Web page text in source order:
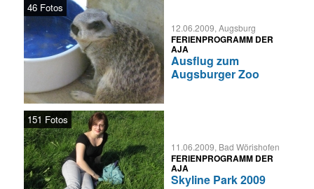
46 Fotos
12.06.2009, Augsburg
FERIENPROGRAMM DER
AJA
Ausflug zum
Augsburger Zoo
151 Fotos
11.06.2009, Bad Wörishofen
FERIENPROGRAMM DER
AJA
Skyline Park 2009